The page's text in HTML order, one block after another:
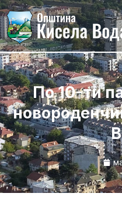
Skip
to
content
По 10-ти